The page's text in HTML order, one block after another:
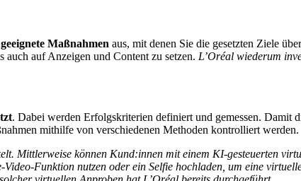
geeignete Maßnahmen aus, mit denen Sie die gesetzten Ziele
auf Anzeigen und Content zu setzen. L’Oréal wiederum
. Dabei werden Erfolgskriterien definiert und gemessen. Damit
mithilfe von verschiedenen Methoden kontrolliert werden.
Mittlerweise können Kund:innen mit einem KI-gesteuerten
Funktion nutzen oder ein Selfie hochladen, um eine